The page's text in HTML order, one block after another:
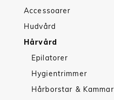
Accessoarer
Hudvård
Hårvård
Epilatorer
Hygientrimmer
Hårborstar & Kammar